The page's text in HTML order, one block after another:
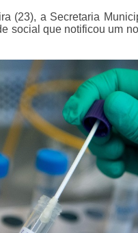
(23), a Secretaria
social que notificou um